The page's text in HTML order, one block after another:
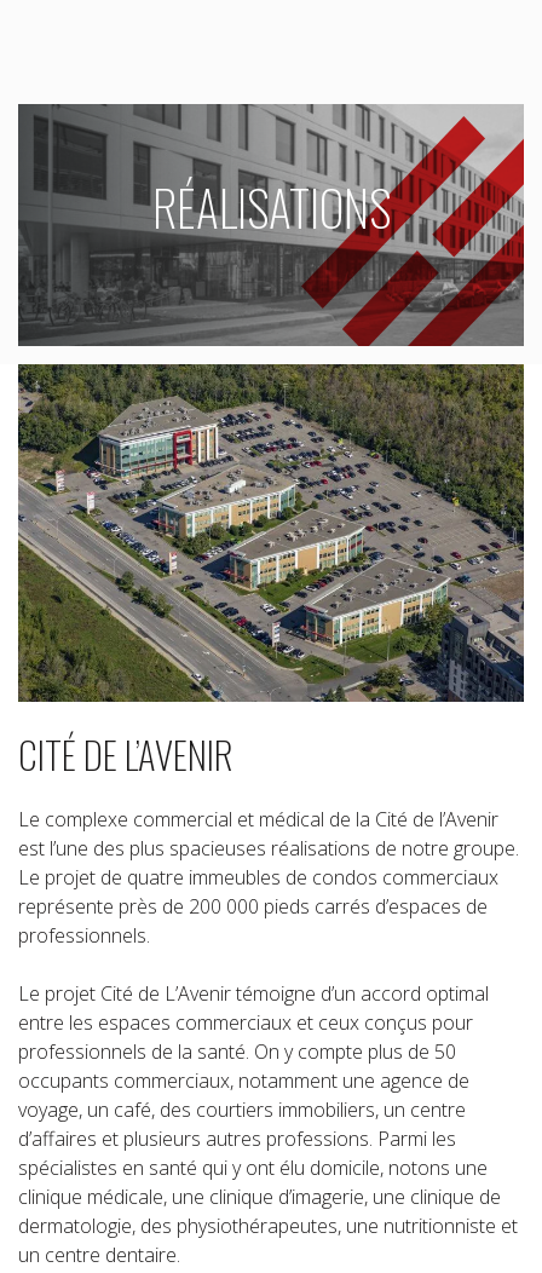
RÉALISATIONS
CITÉ DE L’AVENIR
Le complexe commercial et médical de la Cité de l’Avenir
est l’une des plus spacieuses réalisations de notre groupe.
Le projet de quatre immeubles de condos commerciaux
représente près de 200 000 pieds carrés d’espaces de
professionnels.
Le projet Cité de L’Avenir témoigne d’un accord optimal
entre les espaces commerciaux et ceux conçus pour
professionnels de la santé. On y compte plus de 50
occupants commerciaux, notamment une agence de
voyage, un café, des courtiers immobiliers, un centre
d’affaires et plusieurs autres professions. Parmi les
spécialistes en santé qui y ont élu domicile, notons une
clinique médicale, une clinique d’imagerie, une clinique de
dermatologie, des physiothérapeutes, une nutritionniste et
un centre dentaire.